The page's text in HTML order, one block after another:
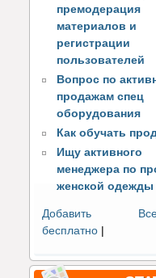
премодерация
материалов и
регистрации
пользователей
Вопрос по
продажам спец
оборудования
Как обучать
Ищу активного
менеджера по
женской одежды
Добавить
бесплатно |